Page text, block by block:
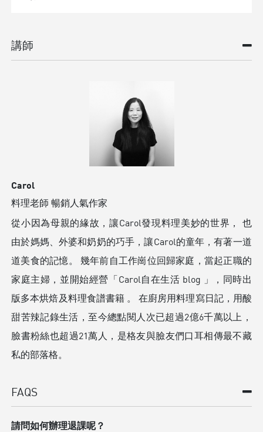
講師
Carol
料理老師 暢銷人氣作家
從小因為母親的緣故，讓Carol發現料理美妙的世界， 也
由於媽媽、外婆和奶奶的巧手，讓Carol的童年，有著一道
道美食的記憶。 幾年前自工作崗位回歸家庭，當起正職的
家庭主婦，並開始經營「Carol自在生活 blog 」，同時出
版多本烘焙及料理食譜書籍 。 在廚房用料理寫日記，用酸
甜苦辣記錄生活，至今總點閱人次已超過2億6千萬以上，
臉書粉絲也超過21萬人，是格友與臉友們口耳相傳最不藏
私的部落格。
FAQS
請問如何辦理退課呢？